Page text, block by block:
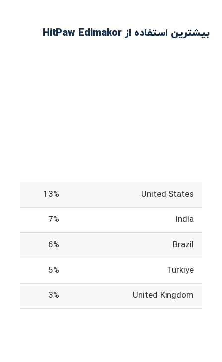
بیشترین استفاده از HitPaw Edimakor
United States
13%
India
7%
Brazil
6%
Türkiye
5%
United Kingdom
3%